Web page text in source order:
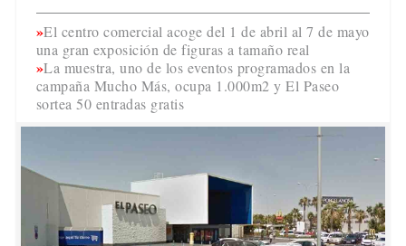
El centro comercial acoge del 1 de abril al 7 de mayo
una gran exposición de figuras a tamaño real
La muestra, uno de los eventos programados en la
campaña Mucho Más, ocupa 1.000m2 y El Paseo
sortea 50 entradas gratis